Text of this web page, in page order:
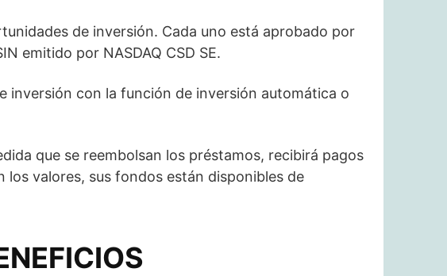
de inversión. Cada uno está aprobado por
emitido por NASDAQ CSD SE.
inversión con la función de inversión automática o
que se reembolsan los préstamos, recibirá pagos
los valores, sus fondos están disponibles de